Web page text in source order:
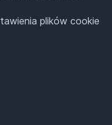
plików cookie